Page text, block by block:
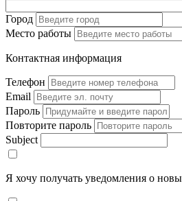
Город
Место работы
Контактная информация
Телефон
Email
Пароль
Повторите пароль
Subject
Я хочу получать уведомления о